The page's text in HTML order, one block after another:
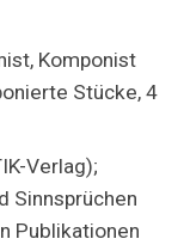
Komponist
Stücke, 4
Verlag);
Sinnsprüchen
Publikationen